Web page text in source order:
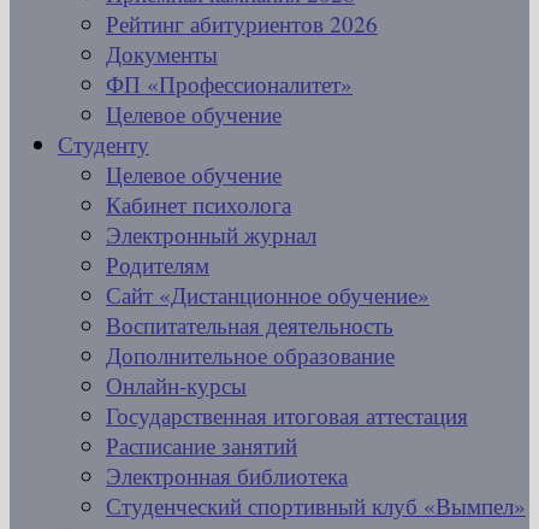
Рейтинг абитуриентов 2026
Документы
ФП «Профессионалитет»
Целевое обучение
Студенту
Целевое обучение
Кабинет психолога
Электронный журнал
Родителям
Сайт «Дистанционное обучение»
Воспитательная деятельность
Дополнительное образование
Онлайн-курсы
Государственная итоговая аттестация
Расписание занятий
Электронная библиотека
Студенческий спортивный клуб «Вымпел»